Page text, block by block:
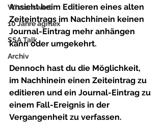
Wissenswert
10 Jahre agiflex
SSA Talk
Archiv
Ansicht beim Editieren eines alten
Zeiteintrags im Nachhinein keinen
Journal-Eintrag mehr anhängen
kann oder umgekehrt.
Dennoch hast du die Möglichkeit,
im Nachhinein einen Zeiteintrag zu
editieren und ein Journal-Eintrag zu
einem Fall-Ereignis in der
Vergangenheit zu verfassen.